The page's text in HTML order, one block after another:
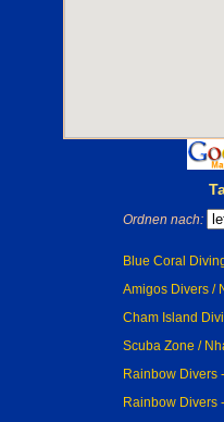
Ordnen nach:
Blue Coral
Amigos Divers /
Cham Island
Scuba Zone /
Rainbow Divers
Rainbow Divers